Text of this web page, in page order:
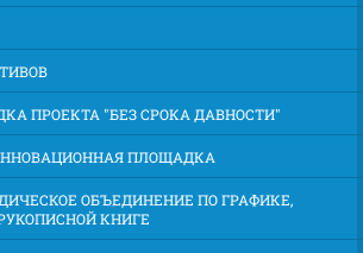
ПРОЕКТА "БЕЗ СРОКА ДАВНОСТИ"
ПЛОЩАДКА
ОБЪЕДИНЕНИЕ ПО ГРАФИКЕ,
КНИГЕ